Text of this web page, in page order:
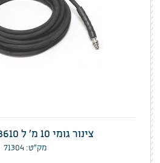
צינור גומי 10 מ' ל 1920H) 18610)
מק”ט: 71304